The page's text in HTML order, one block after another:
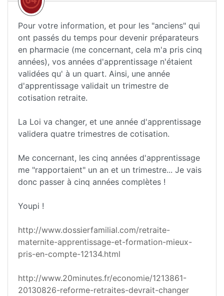
Pour votre information, et pour les "anciens" qui
ont passés du temps pour devenir préparateurs
en pharmacie (me concernant, cela m'a pris cinq
années), vos années d'apprentissage n'étaient
validées qu' à un quart. Ainsi, une année
d'apprentissage validait un trimestre de
cotisation retraite.
La Loi va changer, et une année d'apprentissage
validera quatre trimestres de cotisation.
Me concernant, les cinq années d'apprentissage
me "rapportaient" un an et un trimestre... Je vais
donc passer à cinq années complètes !
Youpi !
http://www.dossierfamilial.com/retraite-
maternite-apprentissage-et-formation-mieux-
pris-en-compte-12134.html
http://www.20minutes.fr/economie/1213861-
20130826-reforme-retraites-devrait-changer